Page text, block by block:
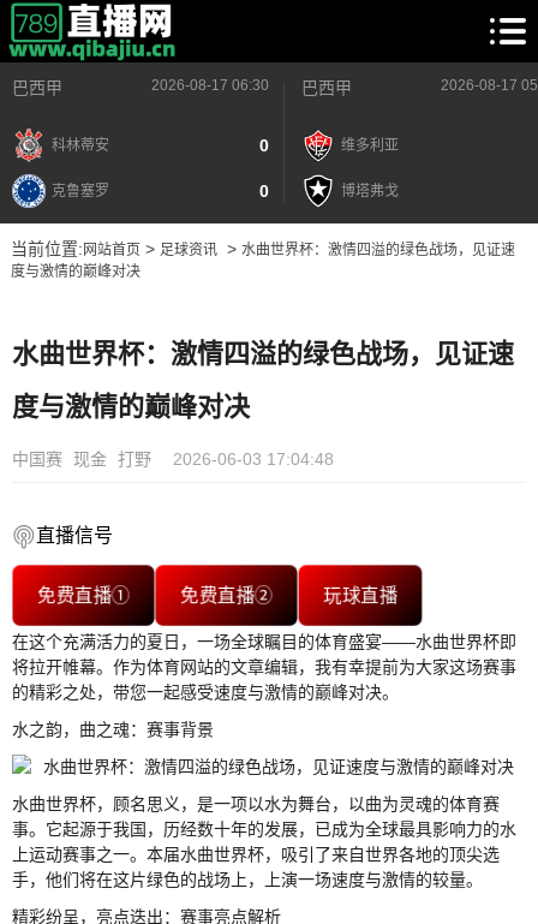
巴西甲 2026-08-17 06:30
科林蒂安 0
克鲁塞罗 0
巴西甲 2026-08-17
维多利亚
博塔弗戈
当前位置: 网站首页> 足球资讯> 水曲世界杯：激情四溢的绿色战场，见证速
度与激情的巅峰对决
水曲世界杯：激情四溢的绿色战场，见证速
度与激情的巅峰对决
中国赛 现金 打野 2026-06-03 17:04:48
直播信号
免费直播① 免费直播② 玩球直播
在这个充满活力的夏日，一场全球瞩目的体育盛宴——水曲世界杯即
将拉开帷幕。作为体育网站的文章编辑，我有幸提前为大家这场赛事
的精彩之处，带您一起感受速度与激情的巅峰对决。
水之韵，曲之魂：赛事背景
水曲世界杯，顾名思义，是一项以水为舞台，以曲为灵魂的体育赛
事。它起源于我国，历经数十年的发展，已成为全球最具影响力的水
上运动赛事之一。本届水曲世界杯，吸引了来自世界各地的顶尖选
手，他们将在这片绿色的战场上，上演一场速度与激情的较量。
精彩纷呈，亮点迭出：赛事亮点解析